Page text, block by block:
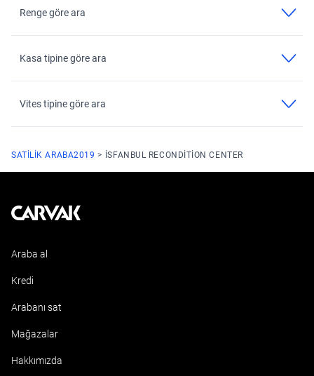
Renge göre ara
Kasa tipine göre ara
Vites tipine göre ara
SATILIK ARABA2019 ISFANBUL RECONDITION CENTER
Kavak
Araba al
Kredi
Arabanı sat
Mağazalar
Hakkımızda